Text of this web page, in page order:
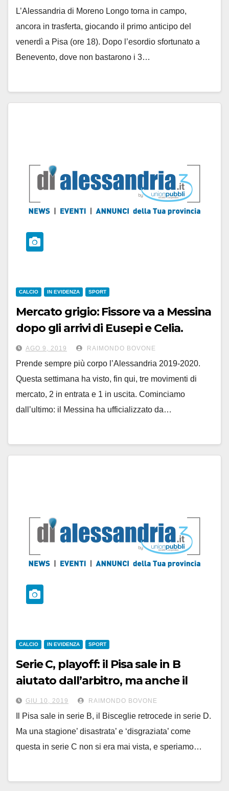
l’ostacolo
L’Alessandria di Moreno Longo torna in campo,
ancora in trasferta, giocando il primo anticipo del
venerdì a Pisa (ore 18). Dopo l’esordio sfortunato a
Benevento, dove non bastarono i 3…
CALCIO IN EVIDENZA SPORT
Mercato grigio: Fissore va a Messina
dopo gli arrivi di Eusepi e Celia.
Domani l’amichevole col Sassuolo
AGO 9, 2019 RAIMONDO BOVONE
Prende sempre più corpo l’Alessandria 2019-2020.
Questa settimana ha visto, fin qui, tre movimenti di
mercato, 2 in entrata e 1 in uscita. Cominciamo
dall’ultimo: il Messina ha ufficializzato da…
CALCIO IN EVIDENZA SPORT
Serie C, playoff: il Pisa sale in B
aiutato dall’arbitro, ma anche il
Piacenza reclama due rigori.
Playout: Lucchese salva con i rigori
GIU 10, 2019 RAIMONDO BOVONE
Il Pisa sale in serie B, il Bisceglie retrocede in serie D.
Ma una stagione’ disastrata’ e ‘disgraziata’ come
questa in serie C non si era mai vista, e speriamo…